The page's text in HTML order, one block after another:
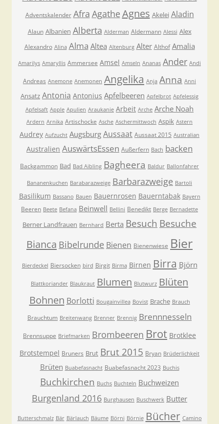
Adventskalender Afra Agathe Agnes Akelei Aladin
Alaun Albanien Alberta Alderman Aldermann Alessi Alex
Alexandro Alina Alma Altea Altenburg Alter Althof Amalia
Amarilys Amaryllis Ammersee Amsel Amseln Ananas Ander Andi
Andreas Anemone Anemonen Angelika Anja Anna Anni
Ansatz Antonia Antonius Apfelbeeren Apfelbrot Apfelessig
Apfelsaft Apple Apulien Araukanie Arbeit Arche Arche Noah
Ardern Arnika Artischocke Asche Aschermittwoch Aspik Astern
Audrey Aufzucht Augsburg Aussaat Aussaat 2015 Australian
Australien AuswärtsEssen Außerfern Bach backen
Backgammon Bad Bad Aibling Bagheera Baldur Ballonfahrer
Bananenkuchen Barabarazweige Barbarazweige Bartoli
Basilikum Bassano Bauen Bauernrosen Bauerntabak Bayern
Beeren Beete Befana Beinwell Bellini Benedikt Berge Bernadette
Berner Landfrauen Bernhard Berta Besuch Besuche
Bianca Bibelrunde Bienen Bienenwiese Bier
Bierdeckel Biersocken bird Birgit Birma Birnen Birra Björn
Blattkoriander Blaukraut Blumen Blutwurz Blüten
Bohnen Borlotti Bougainvillea Bovist Brache Brauch
Brauchtum Breitenwang Brenner Brennig Brennnesseln
Brennsuppe Briefmarken Brombeeren Brot Brotklee
Brotstempel Bruners Brut Brut 2015 Bryan Brüderlichkeit
Brüten Buabefasnacht Buabefasnacht 2023 Buchis
Buchkirchen Buchs Buchteln Buchweizen
Burgenland 2016 Burghausen Buschwerk Butter
Butterschmalz Bär Bärlauch Bäume Börni Börnie Bücher Camino